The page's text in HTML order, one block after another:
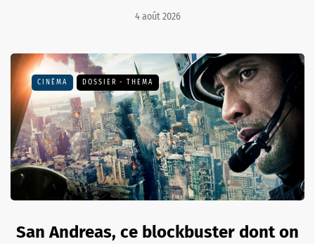
4 août 2026
CINÉMA DOSSIER - THEMA
San Andreas, ce blockbuster dont on